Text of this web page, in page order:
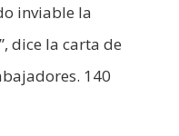
inviable la
dice la carta de
140